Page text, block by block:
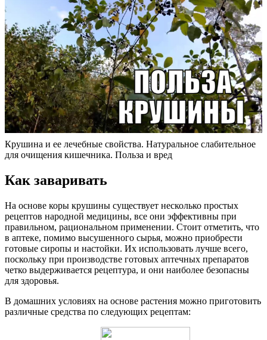
Крушина и ее лечебные свойства. Натуральное слабительное
для очищения кишечника. Польза и вред
Как заваривать
На основе коры крушины существует несколько простых
рецептов народной медицины, все они эффективны при
правильном, рациональном применении. Стоит отметить, что
в аптеке, помимо высушенного сырья, можно приобрести
готовые сиропы и настойки. Их использовать лучше всего,
поскольку при производстве готовых аптечных препаратов
четко выдерживается рецептура, и они наиболее безопасны
для здоровья.
В домашних условиях на основе растения можно приготовить
различные средства по следующих рецептам: